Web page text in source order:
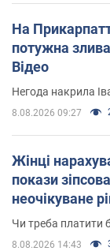
На
потужна
Відео
Негода накрила
8.08.2026 09:27
Жінці
покази
неочікуване
Чи треба платити
8.08.2026 14:43